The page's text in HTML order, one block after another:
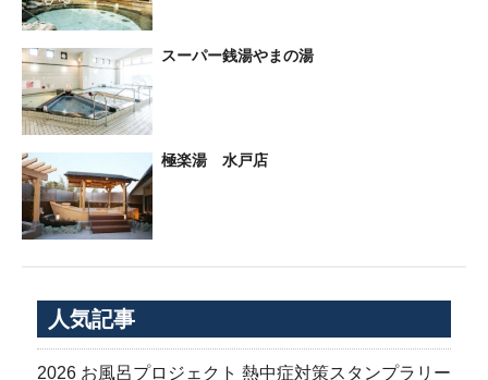
スーパー銭湯やまの湯
極楽湯 水戸店
人気記事
2026 お風呂プロジェクト 熱中症対策スタンプラリー